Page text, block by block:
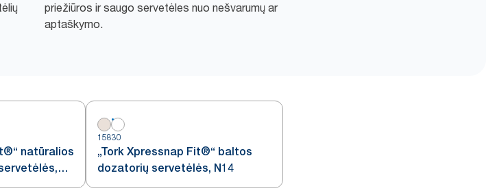
priežiūros ir saugo servetėles nuo nešvarumų ar
aptaškymo.
natūralios
15830
„Tork Xpressnap Fit®“ baltos
dozatorių servetėlės, N14